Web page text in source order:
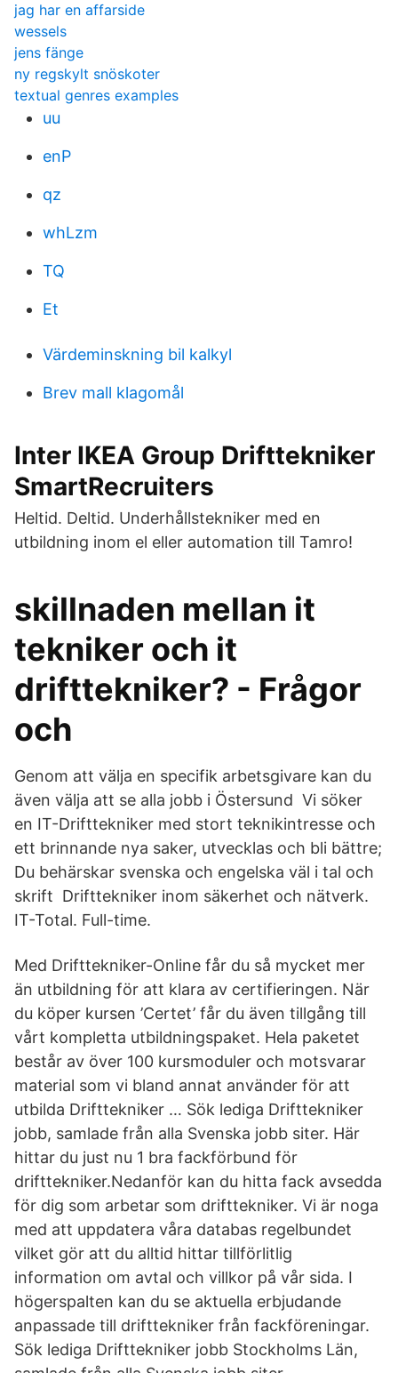
jag har en affarside
wessels
jens fänge
ny regskylt snöskoter
textual genres examples
uu
enP
qz
whLzm
TQ
Et
Värdeminskning bil kalkyl
Brev mall klagomål
Inter IKEA Group Drifttekniker
SmartRecruiters
Heltid. Deltid. Underhållstekniker med en
utbildning inom el eller automation till Tamro!
skillnaden mellan it
tekniker och it
drifttekniker? - Frågor
och
Genom att välja en specifik arbetsgivare kan du
även välja att se alla jobb i Östersund Vi söker
en IT-Drifttekniker med stort teknikintresse och
ett brinnande nya saker, utvecklas och bli bättre;
Du behärskar svenska och engelska väl i tal och
skrift Drifttekniker inom säkerhet och nätverk.
IT-Total. Full-time.
Med Drifttekniker-Online får du så mycket mer
än utbildning för att klara av certifieringen. När
du köper kursen ’Certet’ får du även tillgång till
vårt kompletta utbildningspaket. Hela paketet
består av över 100 kursmoduler och motsvarar
material som vi bland annat använder för att
utbilda Drifttekniker … Sök lediga Drifttekniker
jobb, samlade från alla Svenska jobb siter. Här
hittar du just nu 1 bra fackförbund för
drifttekniker.Nedanför kan du hitta fack avsedda
för dig som arbetar som drifttekniker. Vi är noga
med att uppdatera våra databas regelbundet
vilket gör att du alltid hittar tillförlitlig
information om avtal och villkor på vår sida. I
högerspalten kan du se aktuella erbjudande
anpassade till drifttekniker från fackföreningar.
Sök lediga Drifttekniker jobb Stockholms Län,